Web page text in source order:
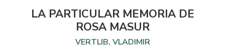
LA PARTICULAR MEMORIA DE
ROSA MASUR
VERTLIB, VLADIMIR